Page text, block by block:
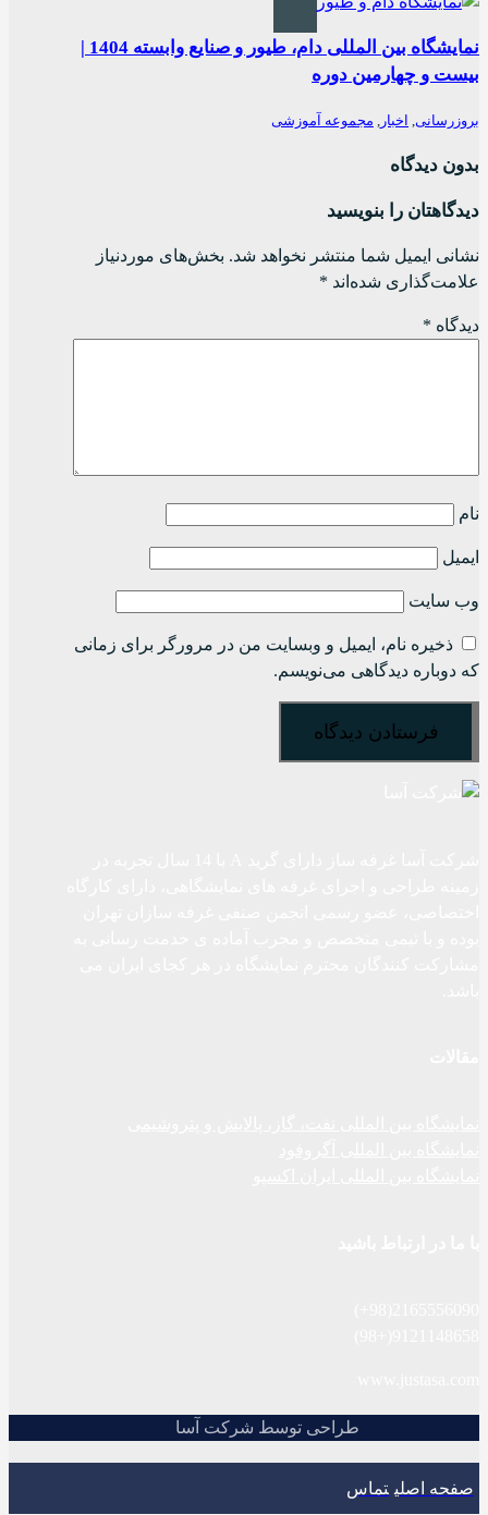
بیست و چهارمین دوره
بروزرسانی, اخبار , مجموعه آموزشی
بدون دیدگاه
دیدگاهتان را بنویسید
نشانی ایمیل شما منتشر نخواهد شد. بخش‌های موردنیاز
علامت‌گذاری شده‌اند *
دیدگاه *
نام
ایمیل
وب‌ سایت
ذخیره نام، ایمیل و وبسایت من در مرورگر برای زمانی
که دوباره دیدگاهی می‌نویسم.
طراحی توسط شرکت آسا
صفحه اصلی تماس